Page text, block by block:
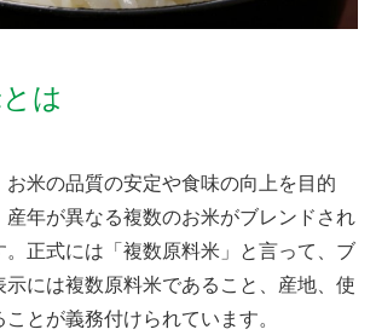
は
お米の品質の安定や食味の向上を目的
産年が異なる複数のお米がブレンドされ
。正式には「複数原料米」と言って、ブ
示には複数原料米であること、産地、使
とが義務付けられています。